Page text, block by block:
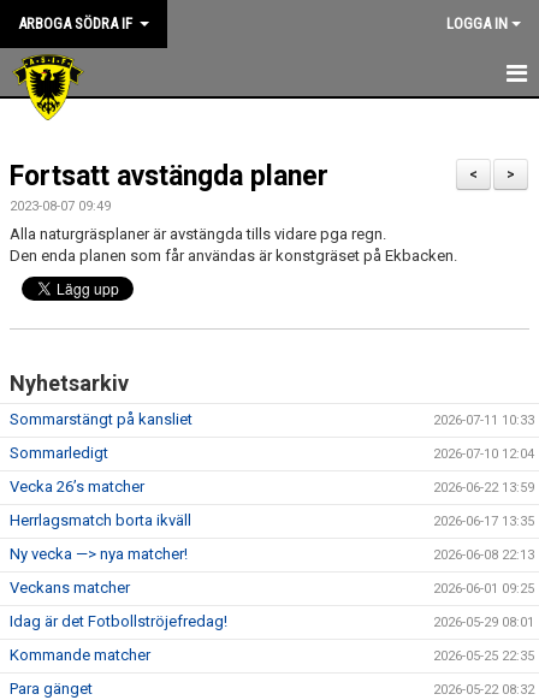
ARBOGA SÖDRA IF LOGGA IN
HEM
KANSLIET
NYHETER
OM KLUBBEN
ASIF RIKTLINJER
STYRELSEN
SPONSORER
KALENDER
BILDGALLERI
VÅRA LAG
>
<
Fortsatt avstängda planer
2023-08-07 09:49
Alla naturgräsplaner är avstängda tills vidare pga regn.
Den enda planen som får användas är konstgräset på Ekbacken.
Nyhetsarkiv
Sommarstängt på kansliet 2026-07-11 10:33
Sommarledigt 2026-07-10 12:04
Vecka 26’s matcher 2026-06-22 13:59
Herrlagsmatch borta ikväll 2026-06-17 13:35
Ny vecka —> nya matcher! 2026-06-08 22:13
Veckans matcher 2026-06-01 09:25
Idag är det Fotbollströjefredag! 2026-05-29 08:01
Kommande matcher 2026-05-25 22:35
Para gänget 2026-05-22 08:32